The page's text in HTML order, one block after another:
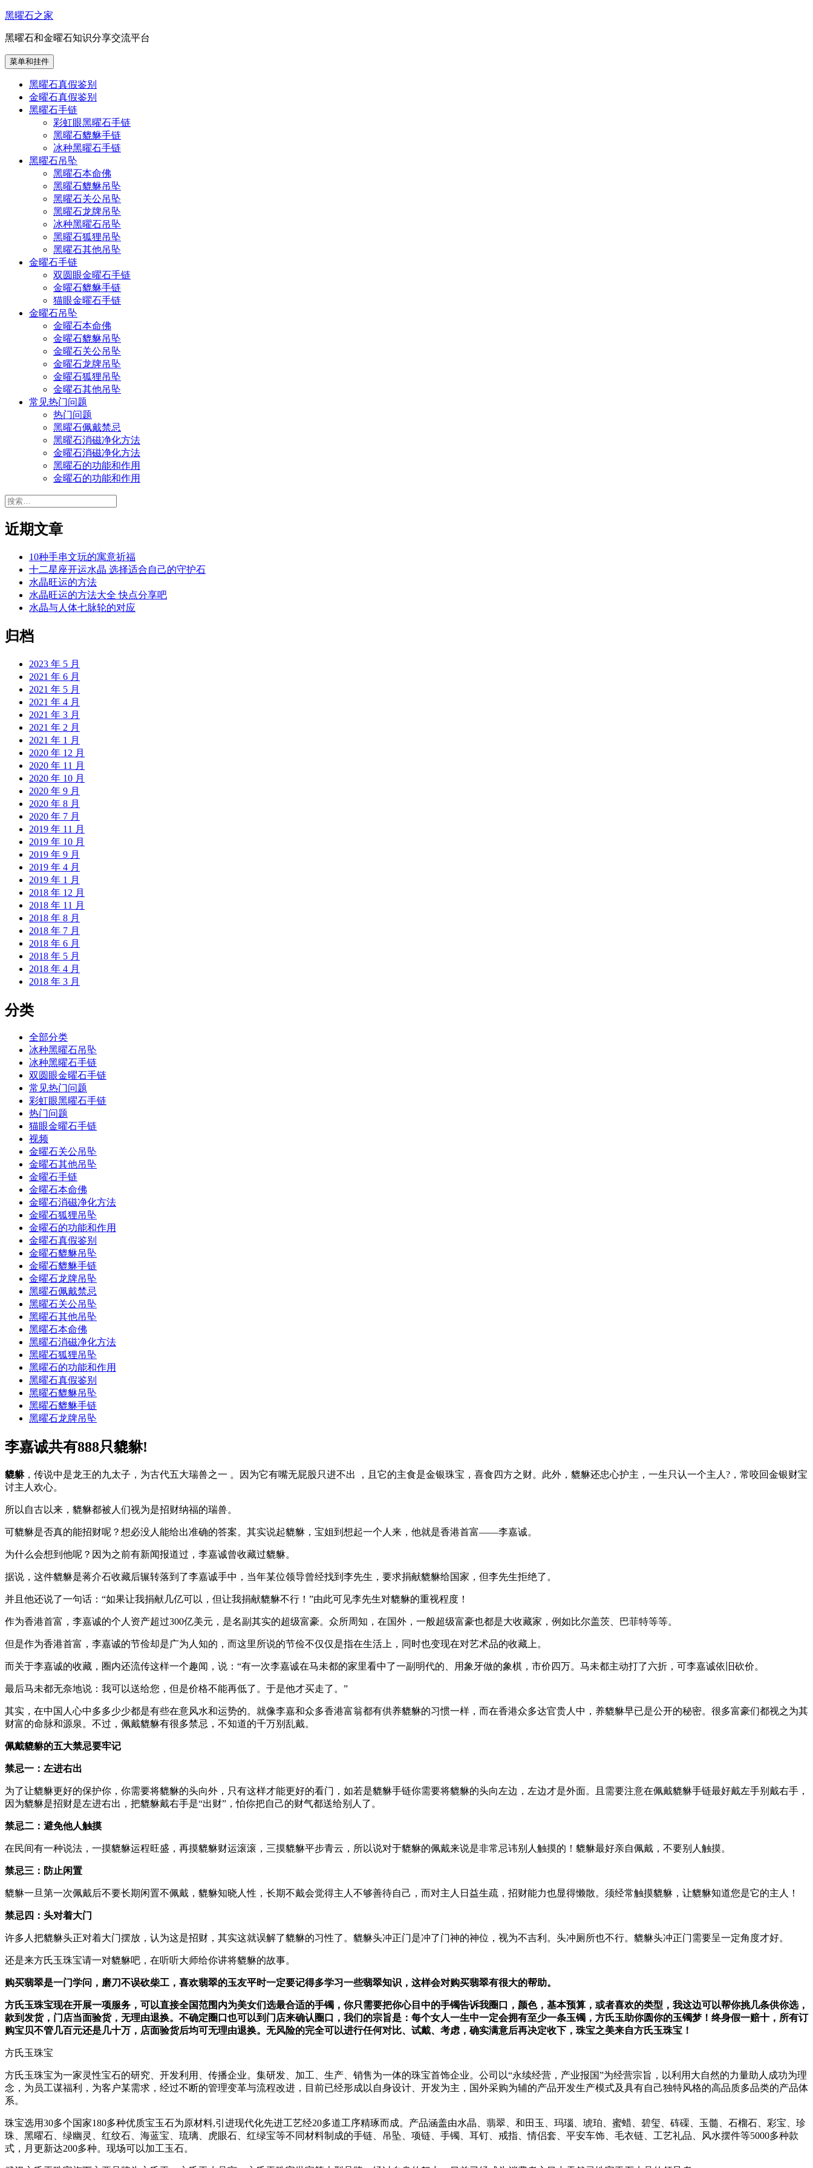
跳
内
容
黑曜石之家
黑曜石和金曜石知识分享交流平台
菜单和挂件
黑曜石真假鉴别
金曜石真假鉴别
黑曜石手链
彩虹眼黑曜石手链
黑曜石貔貅手链
冰种黑曜石手链
黑曜石吊坠
黑曜石本命佛
黑曜石貔貅吊坠
黑曜石关公吊坠
黑曜石龙牌吊坠
冰种黑曜石吊坠
黑曜石狐狸吊坠
黑曜石其他吊坠
金曜石手链
双圆眼金曜石手链
金曜石貔貅手链
猫眼金曜石手链
金曜石吊坠
金曜石本命佛
金曜石貔貅吊坠
金曜石关公吊坠
金曜石龙牌吊坠
金曜石狐狸吊坠
金曜石其他吊坠
常见热门问题
热门问题
黑曜石佩戴禁忌
黑曜石消磁净化方法
金曜石消磁净化方法
黑曜石的功能和作用
金曜石的功能和作用
搜
近期文章
10种手串文玩的寓意祈福
十二星座开运水晶 选择适合自己的守护石
水晶旺运的方法
水晶旺运的方法大全 快点分享吧
水晶与人体七脉轮的对应
归档
2023 年 5 月
2021 年 6 月
2021 年 5 月
2021 年 4 月
2021 年 3 月
2021 年 2 月
2021 年 1 月
2020 年 12 月
2020 年 11 月
2020 年 10 月
2020 年 9 月
2020 年 8 月
2020 年 7 月
2019 年 11 月
2019 年 10 月
2019 年 9 月
2019 年 4 月
2019 年 1 月
2018 年 12 月
2018 年 11 月
2018 年 8 月
2018 年 7 月
2018 年 6 月
2018 年 5 月
2018 年 4 月
2018 年 3 月
分类
全部分类
冰种黑曜石吊坠
冰种黑曜石手链
双圆眼金曜石手链
常见热门问题
彩虹眼黑曜石手链
热门问题
猫眼金曜石手链
视频
金曜石关公吊坠
金曜石其他吊坠
金曜石手链
金曜石本命佛
金曜石消磁净化方法
金曜石狐狸吊坠
金曜石的功能和作用
金曜石真假鉴别
金曜石貔貅吊坠
金曜石貔貅手链
金曜石龙牌吊坠
黑曜石佩戴禁忌
黑曜石关公吊坠
黑曜石其他吊坠
黑曜石本命佛
黑曜石消磁净化方法
黑曜石狐狸吊坠
黑曜石的功能和作用
黑曜石真假鉴别
黑曜石貔貅吊坠
黑曜石貔貅手链
黑曜石龙牌吊坠
李嘉诚共有888只貔貅!
貔貅，传说中是龙王的九太子，为古代五大瑞兽之一 。因为它有嘴无屁股只进不出 ，且它的主食是金银珠宝，喜食四方之财。此外，貔貅还忠心护主，一生只认一个主人?，常咬回金银财宝
讨主人欢心。
所以自古以来，貔貅都被人们视为是招财纳福的瑞兽。
可貔貅是否真的能招财呢？想必没人能给出准确的答案。其实说起貔貅，宝姐到想起一个人来，他就是香港首富——李嘉诚。
为什么会想到他呢？因为之前有新闻报道过，李嘉诚曾收藏过貔貅。
据说，这件貔貅是蒋介石收藏后辗转落到了李嘉诚手中，当年某位领导曾经找到李先生，要求捐献貔貅给国家，但李先生拒绝了。
并且他还说了一句话：“如果让我捐献几亿可以，但让我捐献貔貅不行！”由此可见李先生对貔貅的重视程度！
作为香港首富，李嘉诚的个人资产超过300亿美元，是名副其实的超级富豪。众所周知，在国外，一般超级富豪也都是大收藏家，例如比尔盖茨、巴菲特等等。
但是作为香港首富，李嘉诚的节俭却是广为人知的，而这里所说的节俭不仅仅是指在生活上，同时也变现在对艺术品的收藏上。
而关于李嘉诚的收藏，圈内还流传这样一个趣闻，说：“有一次李嘉诚在马未都的家里看中了一副明代的、用象牙做的象棋，市价四万。马未都主动打了六折，可李嘉诚依旧砍价。
最后马未都无奈地说：我可以送给您，但是价格不能再低了。于是他才买走了。”
其实，在中国人心中多多少少都是有些在意风水和运势的。就像李嘉和众多香港富翁都有供养貔貅的习惯一样，而在香港众多达官贵人中，养貔貅早已是公开的秘密。很多富豪们都视之为其
财富的命脉和源泉。不过，佩戴貔貅有很多禁忌，不知道的千万别乱戴。
佩戴貔貅的五大禁忌要牢记
禁忌一：左进右出
为了让貔貅更好的保护你，你需要将貔貅的头向外，只有这样才能更好的看门，如若是貔貅手链你需要将貔貅的头向左边，左边才是外面。且需要注意在佩戴貔貅手链最好戴左手别戴右手，
因为貔貅是招财是左进右出，把貔貅戴右手是“出财”，怕你把自己的财气都送给别人了。
禁忌二：避免他人触摸
在民间有一种说法，一摸貔貅运程旺盛，再摸貔貅财运滚滚，三摸貔貅平步青云，所以说对于貔貅的佩戴来说是非常忌讳别人触摸的！貔貅最好亲自佩戴，不要别人触摸。
禁忌三：防止闲置
貔貅一旦第一次佩戴后不要长期闲置不佩戴，貔貅知晓人性，长期不戴会觉得主人不够善待自己，而对主人日益生疏，招财能力也显得懒散。须经常触摸貔貅，让貔貅知道您是它的主人！
禁忌四：头对着大门
许多人把貔貅头正对着大门摆放，认为这是招财，其实这就误解了貔貅的习性了。貔貅头冲正门是冲了门神的神位，视为不吉利。头冲厕所也不行。貔貅头冲正门需要呈一定角度才好。
还是来方氏玉珠宝请一对貔貅吧，在听听大师给你讲将貔貅的故事。
购买翡翠是一门学问，磨刀不误砍柴工，喜欢翡翠的玉友平时一定要记得多学习一些翡翠知识，这样会对购买翡翠有很大的帮助。
方氏玉珠宝现在开展一项服务，可以直接全国范围内为美女们选最合适的手镯，你只需要把你心目中的手镯告诉我圈口，颜色，基本预算，或者喜欢的类型，我这边可以帮你挑几条供你选，
款到发货，门店当面验货，无理由退换。不确定圈口也可以到门店来确认圈口，我们的宗旨是：每个女人一生中一定会拥有至少一条玉镯，方氏玉助你圆你的玉镯梦！ 终身假一赔十，所有订
购宝贝不管几百元还是几十万，店面验货后均可无理由退换。无风险的完全可以进行任何对比、试戴、考虑，确实满意后再决定收下，珠宝之美来自方氏玉珠宝！
方氏玉珠宝
方氏玉珠宝为一家灵性宝石的研究、开发利用、传播企业。集研发、加工、生产、销售为一体的珠宝首饰企业。公司以“永续经营，产业报国”为经营宗旨，以利用大自然的力量助人成功为理
念，为员工谋福利，为客户某需求，经过不断的管理变革与流程改进，目前已经形成以自身设计、开发为主，国外采购为辅的产品开发生产模式及具有自己独特风格的高品质多品类的产品体
系。
珠宝选用30多个国家180多种优质宝玉石为原材料,引进现代化先进工艺经20多道工序精琢而成。产品涵盖由水晶、翡翠、和田玉、玛瑙、琥珀、蜜蜡、碧玺、砗磲、玉髓、石榴石、彩宝、珍
珠、黑曜石、绿幽灵、红纹石、海蓝宝、琉璃、虎眼石、红绿宝等不同材料制成的手链、吊坠、项链、手镯、耳钉、戒指、情侣套、平安车饰、毛衣链、工艺礼品、风水摆件等5000多种款
式，月更新达200多种。现场可以加工玉石。